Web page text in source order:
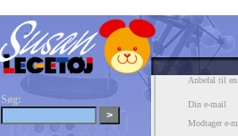
Søg:
Anbefal til
Din e-mail
Modtager e-